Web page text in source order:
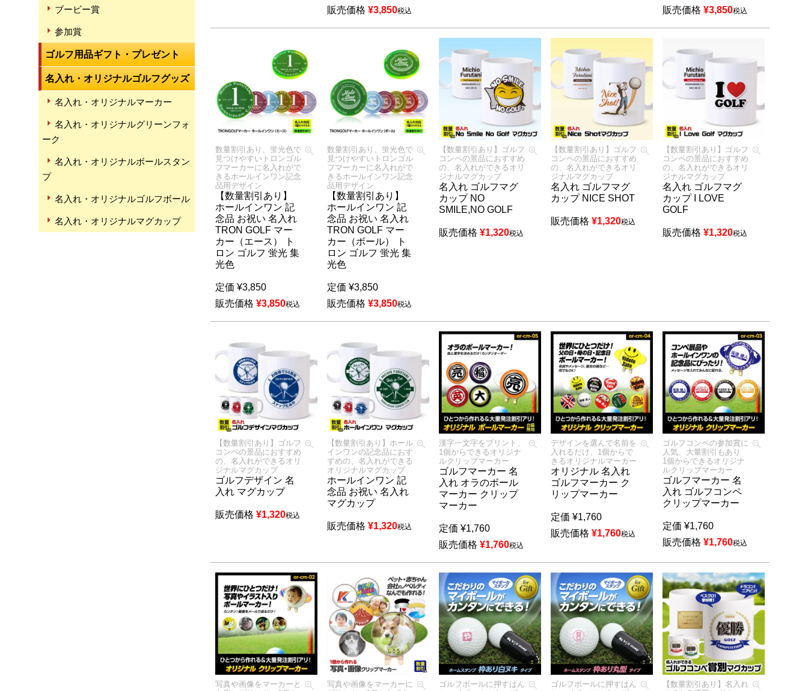
ブービー賞
参加賞
ゴルフ用品ギフト・プレゼント
名入れ・オリジナルゴルフグッズ
名入れ・オリジナルマーカー
名入れ・オリジナルグリーンフォ
ーク
名入れ・オリジナルボールスタン
プ
名入れ・オリジナルゴルフボール
名入れ・オリジナルマグカップ
販売価格 ¥3,850税込
販売価格 ¥3,850税込
数量割引あり、蛍光色で
見つけやすいトロンゴル
フマーカーに名入れがで
きるホールインワン記念
品用デザイン
【数量割引あり】
ホールインワン 記
念品 お祝い 名入れ
TRON GOLF マー
カー（エース） ト
ロン ゴルフ 蛍光 集
光色
定価 ¥3,850
販売価格 ¥3,850税込
数量割引あり、蛍光色で
見つけやすいトロンゴル
フマーカーに名入れがで
きるホールインワン記念
品用デザイン
【数量割引あり】
ホールインワン 記
念品 お祝い 名入れ
TRON GOLF マー
カー（ボール） ト
ロン ゴルフ 蛍光 集
光色
定価 ¥3,850
販売価格 ¥3,850税込
【数量割引あり】ゴルフ
コンペの景品におすすめ
の、名入れができるオリ
ジナルマグカップ
名入れ ゴルフマグ
カップ NO
SMILE,NO GOLF
販売価格 ¥1,320税込
【数量割引あり】ゴルフ
コンペの景品におすすめ
の、名入れができるオリ
ジナルマグカップ
名入れ ゴルフマグ
カップ NICE SHOT
販売価格 ¥1,320税込
【数量割引あり】ゴルフ
コンペの景品におすすめ
の、名入れができるオリ
ジナルマグカップ
名入れ ゴルフマグ
カップ I LOVE
GOLF
販売価格 ¥1,320税込
【数量割引あり】ゴルフ
コンペの景品におすすめ
の、名入れができるオリ
ジナルマグカップ
ゴルフデザイン 名
入れ マグカップ
販売価格 ¥1,320税込
【数量割引あり】ホール
インワンの記念品におす
すめの、名入れができる
オリジナルマグカップ
ホールインワン 記
念品 お祝い 名入れ
マグカップ
販売価格 ¥1,320税込
漢字一文字をプリント、
1個からできるオリジナ
ルクリップマーカー
ゴルフマーカー 名
入れ オラのボール
マーカー クリップ
マーカー
定価 ¥1,760
販売価格 ¥1,760税込
デザインを選んで名前を
入れるだけ、1個からで
きるオリジナルマーカー
オリジナル 名入れ
ゴルフマーカー ク
リップマーカー
定価 ¥1,760
販売価格 ¥1,760税込
ゴルフコンペの参加賞に
人気、大量割引もあり
1個からできるオリジナ
ルクリップマーカー
ゴルフマーカー 名
入れ ゴルフコンペ
クリップマーカー
定価 ¥1,760
販売価格 ¥1,760税込
写真や画像をマーカーと
写真や画像をマーカーに
ゴルフボールに押すはん
ゴルフボールに押すはん
【数量割引あり】名入れ